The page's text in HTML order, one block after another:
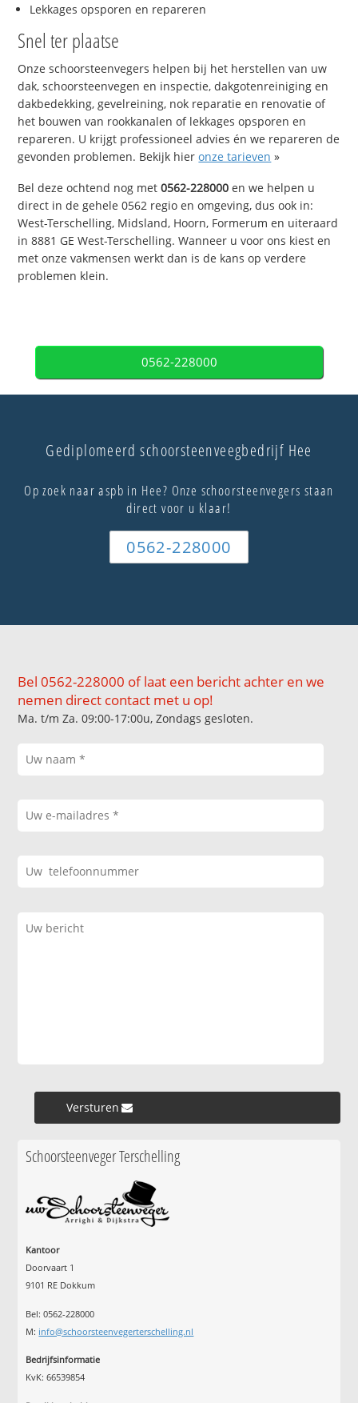
Lekkages opsporen en repareren
Snel ter plaatse
Onze schoorsteenvegers helpen bij het herstellen van uw
dak, schoorsteenvegen en inspectie, dakgotenreiniging en
dakbedekking, gevelreining, nok reparatie en renovatie of
het bouwen van rookkanalen of lekkages opsporen en
repareren. U krijgt professioneel advies én we repareren de
gevonden problemen. Bekijk hieronze tarieven »
Bel deze ochtend nog met0562-228000 en we helpen u
direct in de gehele 0562 regio en omgeving, dus ook in:
West-Terschelling, Midsland, Hoorn, Formerum en uiteraard
in 8881 GE West-Terschelling. Wanneer u voor ons kiest en
met onze vakmensen werkt dan is de kans op verdere
problemen klein.
0562-228000
Gediplomeerd schoorsteenveegbedrijf Hee
Op zoek naar aspb in Hee? Onze schoorsteenvegers staan
direct voor u klaar!
0562-228000
Bel 0562-228000 of laat een bericht achter en we
nemen direct contact met u op!
Ma. t/m Za. 09:00-17:00u, Zondags gesloten.
Versturen »
Schoorsteenveger Terschelling
Kantoor
Doorvaart 1
9101 RE Dokkum
Bel: 0562-228000
M: info@schoorsteenvegerterschelling.nl
Bedrijfsinformatie
KvK: 66539854